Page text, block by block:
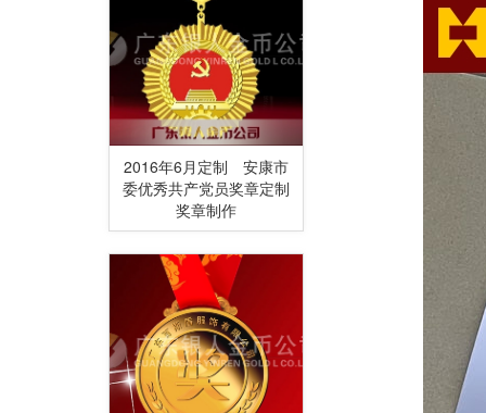
2016年6月定制 安康市
委优秀共产党员奖章定制
奖章制作